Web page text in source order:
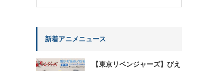
新着アニメニュース
【東京リベンジャーズ】ぴえ